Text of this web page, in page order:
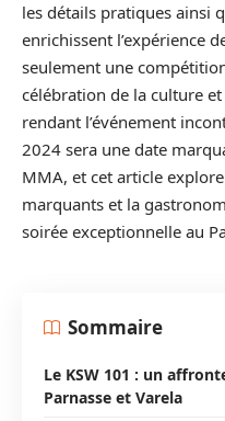
les détails pratiques ainsi
enrichissent l’expérience
seulement une
célébration de la culture et
rendant l’événement
2024 sera une date
MMA, et cet article
marquants et la
soirée exceptionnelle au
Sommaire
Le KSW 101 : un
Parnasse et Varela